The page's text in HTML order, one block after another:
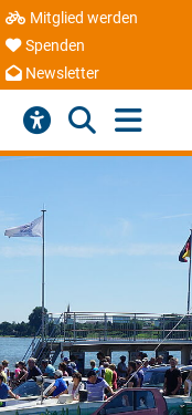
Mitglied werden
Spenden
Newsletter